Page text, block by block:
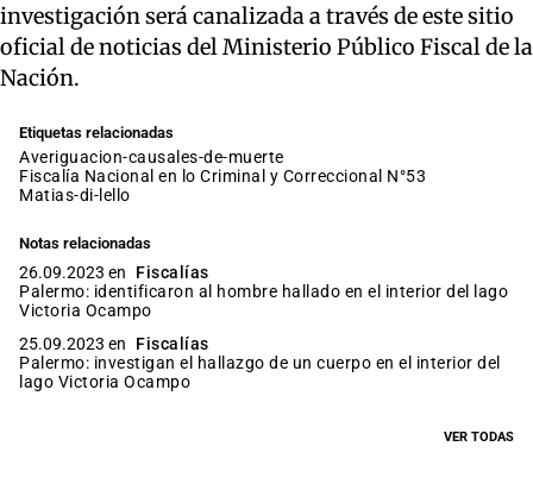
investigación será canalizada a través de este sitio
oficial de noticias del Ministerio Público Fiscal de la
Nación.
Etiquetas relacionadas
averiguacion-causales-de-muerte
Fiscalía Nacional en lo Criminal y Correccional N°53
matias-di-lello
Notas relacionadas
26.09.2023 en
Fiscalías
Palermo: identificaron al hombre hallado en el interior del lago
Victoria Ocampo
25.09.2023 en
Fiscalías
Palermo: investigan el hallazgo de un cuerpo en el interior del
lago Victoria Ocampo
VER TODAS